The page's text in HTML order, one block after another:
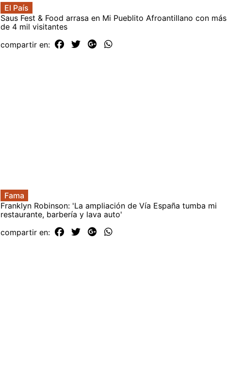
El País
Saus Fest & Food arrasa en Mi Pueblito Afroantillano con más
de 4 mil visitantes
compartir en:
Fama
Franklyn Robinson: 'La ampliación de Vía España tumba mi
restaurante, barbería y lava auto'
compartir en: